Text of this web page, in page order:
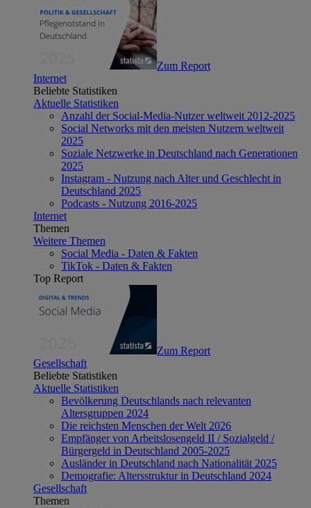
Zum Report
Internet
Beliebte Statistiken
Aktuelle Statistiken
Anzahl der Social-Media-Nutzer weltweit 2012-2025
Social Networks mit den meisten Nutzern weltweit
2025
Soziale Netzwerke in Deutschland nach Generationen
2025
Instagram - Nutzung nach Alter und Geschlecht in
Deutschland 2025
Podcasts - Nutzung 2016-2025
Internet
Themen
Weitere Themen
Social Media - Daten & Fakten
TikTok - Daten & Fakten
Top Report
Zum Report
Gesellschaft
Beliebte Statistiken
Aktuelle Statistiken
Bevölkerung Deutschlands nach relevanten
Altersgruppen 2024
Die reichsten Menschen der Welt 2026
Empfänger von Arbeitslosengeld II / Sozialgeld /
Bürgergeld in Deutschland 2005-2025
Ausländer in Deutschland nach Nationalität 2025
Demografie: Altersstruktur in Deutschland 2024
Gesellschaft
Themen